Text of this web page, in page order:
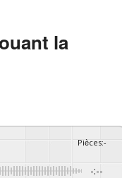
la
Pièces:-
-:--